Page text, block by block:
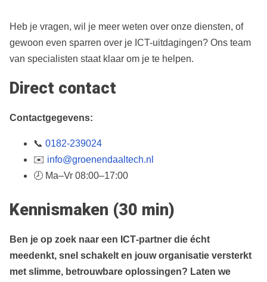
Heb je vragen, wil je meer weten over onze diensten, of
gewoon even sparren over je ICT-uitdagingen? Ons team
van specialisten staat klaar om je te helpen.
Direct contact
Contactgegevens:
📞 0182‑239024
✉️ info@groenendaaltech.nl
🕗 Ma–Vr 08:00–17:00
Kennismaken (30 min)
Ben je op zoek naar een ICT‑partner die écht
meedenkt, snel schakelt en jouw organisatie versterkt
met slimme, betrouwbare oplossingen? Laten we